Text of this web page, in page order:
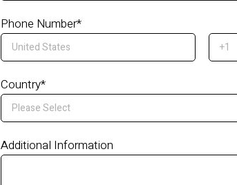
Phone Number*
Country*
Additional Information